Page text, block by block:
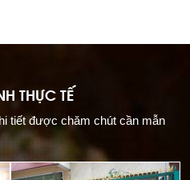
THỰC TẾ
tiết được chăm chút cần mẫn